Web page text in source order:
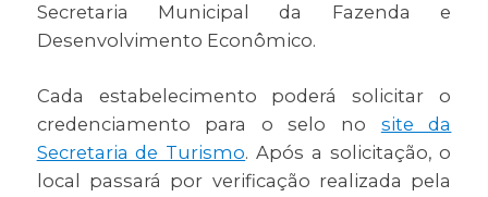
Secretaria Municipal da Fazenda e
Desenvolvimento Econômico.
Cada estabelecimento poderá solicitar o
credenciamento para o selo no site da
Secretaria de Turismo. Após a solicitação, o
local passará por verificação realizada pela